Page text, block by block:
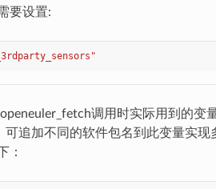
要设置:
openeuler_fetch调用时实际用到的变
可追加不同的软件包名到此变量实现
：